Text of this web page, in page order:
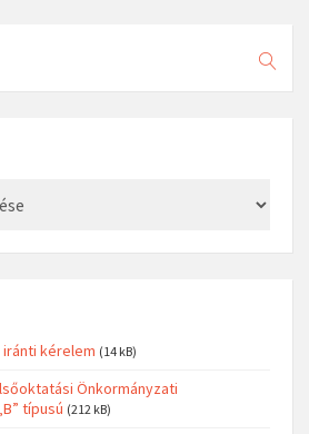
kérelem (14 kB)
Önkormányzati
típusú (212 kB)